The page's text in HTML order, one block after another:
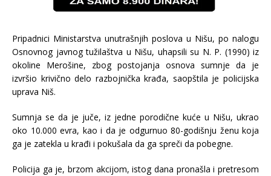
Pripadnici Ministarstva unutrašnjih poslova u Nišu, po nalogu
Osnovnog javnog tužilaštva u Nišu, uhapsili su N. P. (1990) iz
okoline Merošine, zbog postojanja osnova sumnje da je
izvršio krivično delo razbojnička krađa, saopštila je policijska
uprava Niš.
Sumnja se da je juče, iz jedne porodične kuće u Nišu, ukrao
oko 10.000 evra, kao i da je odgurnuo 80-godišnju ženu koja
ga je zatekla u krađi i pokušala da ga spreči da pobegne.
Policija ga je, brzom akcijom, istog dana pronašla i pretresom